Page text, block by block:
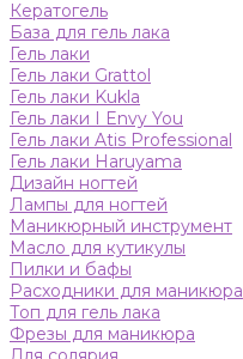
Кератогель
База для гель лака
Гель лаки
Гель лаки Grattol
Гель лаки Kukla
Гель лаки I Envy You
Гель лаки Atis Professional
Гель лаки Haruyama
Дизайн ногтей
Лампы для ногтей
Маникюрный инструмент
Масло для кутикулы
Пилки и бафы
Расходники для маникюра
Топ для гель лака
Фрезы для маникюра